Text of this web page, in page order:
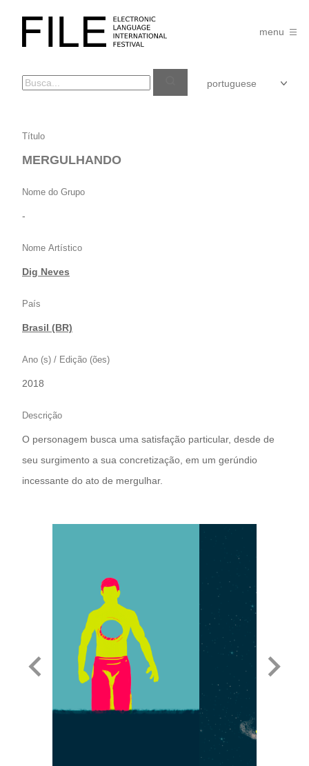
FILE
FESTIVAL
menu
MERGULHANDO
Título
MERGULHANDO
Nome do Grupo
-
Nome Artístico
Dig Neves
País
Brasil (BR)
Ano (s) / Edição (ões)
2018
Descrição
O personagem busca uma satisfação particular, desde de
seu surgimento a sua concretização, em um gerúndio
incessante do ato de mergulhar.